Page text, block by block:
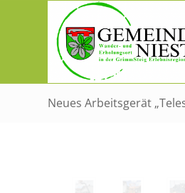
Neues Arbeitsgerät